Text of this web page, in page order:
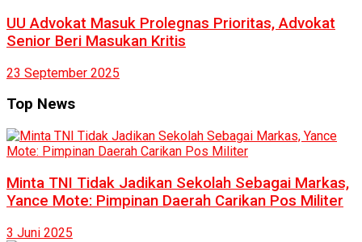
UU Advokat Masuk Prolegnas Prioritas, Advokat
Senior Beri Masukan Kritis
23 September 2025
Top News
Minta TNI Tidak Jadikan Sekolah Sebagai Markas,
Yance Mote: Pimpinan Daerah Carikan Pos Militer
3 Juni 2025